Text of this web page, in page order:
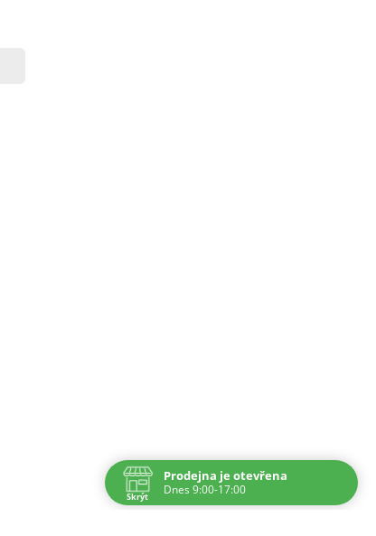
Prodejna je otevřena
Dnes 9:00-17:00
Skrýt